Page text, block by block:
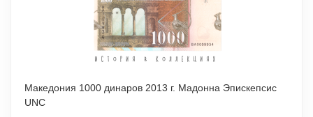
Македония 1000 динаров 2013 г. Мадонна Эпискепсис
UNC